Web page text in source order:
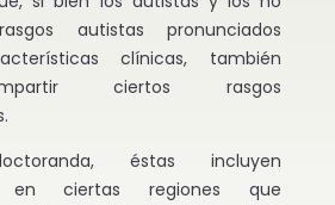
autistas pronunciados
clínicas, también
ciertos rasgos
éstas incluyen
en ciertas regiones que